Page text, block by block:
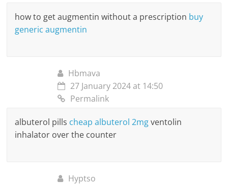
how to get augmentin without a prescription buy
generic augmentin
Hbmava
27 January 2024 at 14:50
Permalink
albuterol pills cheap albuterol 2mgventolin
inhalator over the counter
Hyptso